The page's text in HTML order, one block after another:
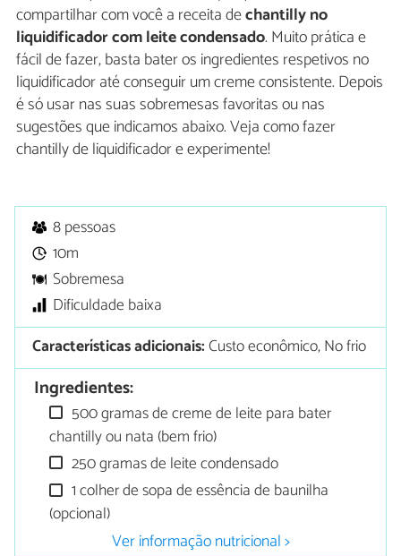
compartilhar com você a receita dechantilly no
liquidificador com leite condensado. Muito prática e
fácil de fazer, basta bater os ingredientes respetivos no
liquidificador até conseguir um creme consistente. Depois
é só usar nas suas sobremesas favoritas ou nas
sugestões que indicamos abaixo. Veja como fazer
chantilly de liquidificador e experimente!
8 pessoas
10m
Sobremesa
Dificuldade baixa
Características adicionais:Custo econômico, No frio
Ingredientes:
500 gramas de creme de leite para bater
chantilly ou nata (bem frio)
250 gramas de leite condensado
1 colher de sopa de essência de baunilha
(opcional)
Ver informação nutricional >